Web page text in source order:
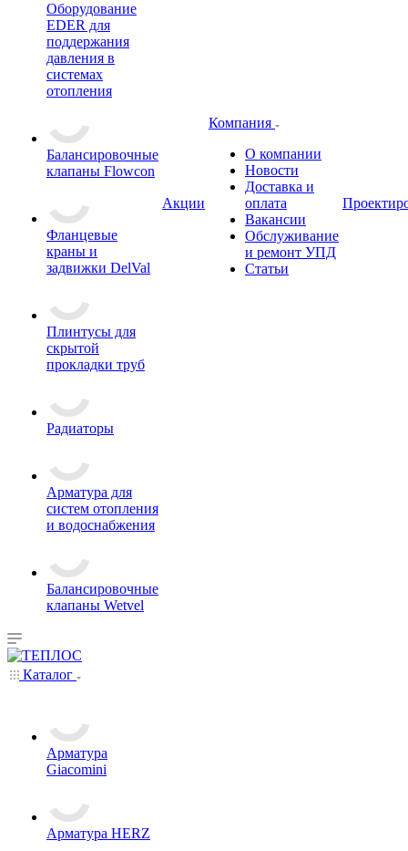
Оборудование
EDER для
поддержания
давления в
системах
отопления
Балансировочные
клапаны Flowcon
Фланцевые
краны и
задвижки DelVal
Плинтусы для
скрытой
прокладки труб
Радиаторы
Арматура для
систем отопления
и водоснабжения
Балансировочные
клапаны Wetvel
Акции
Компания
О компании
Новости
Доставка и
оплата
Вакансии
Обслуживание
и ремонт УПД
Статьи
Каталог
Арматура
Giacomini
Арматура HERZ